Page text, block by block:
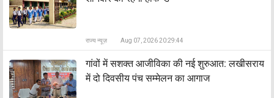
राज्य न्यूज़ Aug 07, 2026 20:29:44
​गांवों में सशक्त आजीविका की नई शुरुआत: लखीसराय
में दो दिवसीय पंच सम्मेलन का आगाज